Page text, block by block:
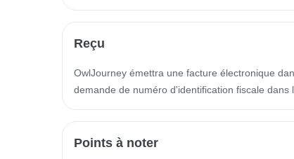
Reçu
OwlJourney émettra une facture électronique
demande de numéro d'identification fiscale dans
Points à noter